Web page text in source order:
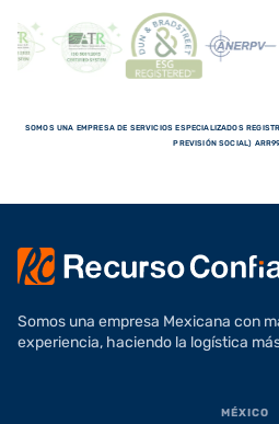
SOMOS UNA EMPRESA DE SERVICIOS ESPECIALIZADOS
PREVISIÓN SOCIAL)
Somos una empresa Mexicana con
experiencia, haciendo la logística
MÉXICO